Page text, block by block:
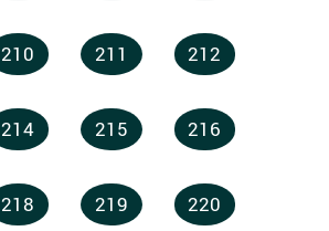
210 211 212
214 215 216
218 219 220